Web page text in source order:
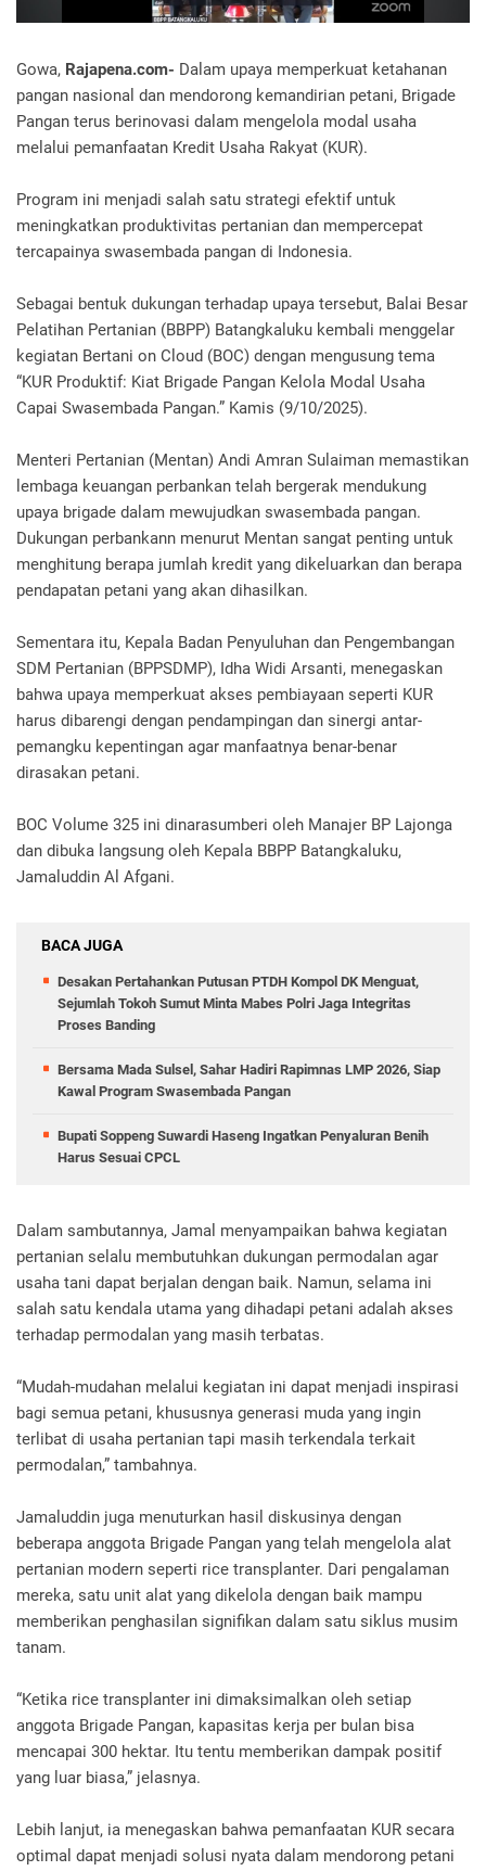
Gowa, Rajapena.com- Dalam upaya memperkuat ketahanan
pangan nasional dan mendorong kemandirian petani, Brigade
Pangan terus berinovasi dalam mengelola modal usaha
melalui pemanfaatan Kredit Usaha Rakyat (KUR).
Program ini menjadi salah satu strategi efektif untuk
meningkatkan produktivitas pertanian dan mempercepat
tercapainya swasembada pangan di Indonesia.
Sebagai bentuk dukungan terhadap upaya tersebut, Balai Besar
Pelatihan Pertanian (BBPP) Batangkaluku kembali menggelar
kegiatan Bertani on Cloud (BOC) dengan mengusung tema
“KUR Produktif: Kiat Brigade Pangan Kelola Modal Usaha
Capai Swasembada Pangan.” Kamis (9/10/2025).
Menteri Pertanian (Mentan) Andi Amran Sulaiman memastikan
lembaga keuangan perbankan telah bergerak mendukung
upaya brigade dalam mewujudkan swasembada pangan.
Dukungan perbankann menurut Mentan sangat penting untuk
menghitung berapa jumlah kredit yang dikeluarkan dan berapa
pendapatan petani yang akan dihasilkan.
Sementara itu, Kepala Badan Penyuluhan dan Pengembangan
SDM Pertanian (BPPSDMP), Idha Widi Arsanti, menegaskan
bahwa upaya memperkuat akses pembiayaan seperti KUR
harus dibarengi dengan pendampingan dan sinergi antar-
pemangku kepentingan agar manfaatnya benar-benar
dirasakan petani.
BOC Volume 325 ini dinarasumberi oleh Manajer BP Lajonga
dan dibuka langsung oleh Kepala BBPP Batangkaluku,
Jamaluddin Al Afgani.
BACA JUGA
Desakan Pertahankan Putusan PTDH Kompol DK Menguat,
Sejumlah Tokoh Sumut Minta Mabes Polri Jaga Integritas
Proses Banding
Bersama Mada Sulsel, Sahar Hadiri Rapimnas LMP 2026, Siap
Kawal Program Swasembada Pangan
Bupati Soppeng Suwardi Haseng Ingatkan Penyaluran Benih
Harus Sesuai CPCL
Dalam sambutannya, Jamal menyampaikan bahwa kegiatan
pertanian selalu membutuhkan dukungan permodalan agar
usaha tani dapat berjalan dengan baik. Namun, selama ini
salah satu kendala utama yang dihadapi petani adalah akses
terhadap permodalan yang masih terbatas.
“Mudah-mudahan melalui kegiatan ini dapat menjadi inspirasi
bagi semua petani, khususnya generasi muda yang ingin
terlibat di usaha pertanian tapi masih terkendala terkait
permodalan,” tambahnya.
Jamaluddin juga menuturkan hasil diskusinya dengan
beberapa anggota Brigade Pangan yang telah mengelola alat
pertanian modern seperti rice transplanter. Dari pengalaman
mereka, satu unit alat yang dikelola dengan baik mampu
memberikan penghasilan signifikan dalam satu siklus musim
tanam.
“Ketika rice transplanter ini dimaksimalkan oleh setiap
anggota Brigade Pangan, kapasitas kerja per bulan bisa
mencapai 300 hektar. Itu tentu memberikan dampak positif
yang luar biasa,” jelasnya.
Lebih lanjut, ia menegaskan bahwa pemanfaatan KUR secara
optimal dapat menjadi solusi nyata dalam mendorong petani